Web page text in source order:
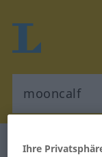
Englisch-
Ihre